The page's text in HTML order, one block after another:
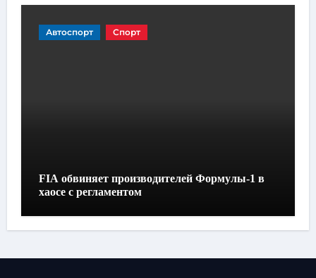
Автоспорт Спорт
FIA обвиняет производителей Формулы-1 в
хаосе с регламентом